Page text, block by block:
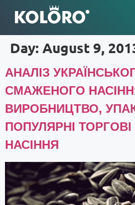
Day: August 9,
АНАЛІЗ
СМАЖЕНОГО
ВИРОБНИЦТВО,
ПОПУЛЯРНІ
НАСІННЯ